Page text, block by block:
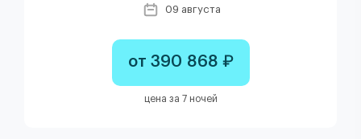
09 августа
от 390 868 ₽
цена за 7 ночей